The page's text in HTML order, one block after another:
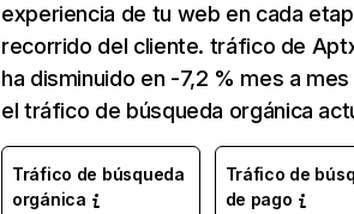
experiencia de tu web en cada
recorrido del cliente. tráfico de
ha disminuido en -7,2 % mes a
el tráfico de búsqueda orgánica
Tráfico de búsqueda
orgánica
Tráfico de
de pago